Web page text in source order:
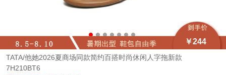
￥244
TATA/他她2026夏商场同款简约百搭时尚休闲人字拖新款
7H210BT6